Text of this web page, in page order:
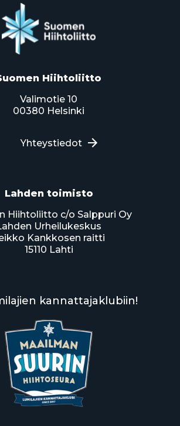
Hiihtoliitto
Valimotie 10
00380 Helsinki
Yhteystiedot
Lahden toimisto
Hiihtoliitto c/o Salppuri Oy
Urheilukeskus
Kankkosen raitti
15110 Lahti
kannattajaklubiin!